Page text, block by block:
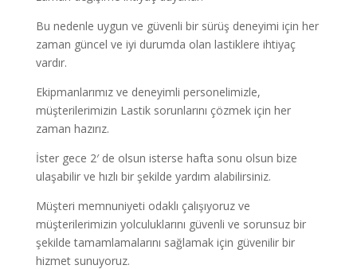
Bu nedenle uygun ve güvenli bir sürüş deneyimi için her
zaman güncel ve iyi durumda olan lastiklere ihtiyaç
vardır.
Ekipmanlarımız ve deneyimli personelimizle,
müşterilerimizin Lastik sorunlarını çözmek için her
zaman hazırız.
İster gece 2′ de olsun isterse hafta sonu olsun bize
ulaşabilir ve hızlı bir şekilde yardım alabilirsiniz.
Müşteri memnuniyeti odaklı çalışıyoruz ve
müşterilerimizin yolculuklarını güvenli ve sorunsuz bir
şekilde tamamlamalarını sağlamak için güvenilir bir
hizmet sunuyoruz.